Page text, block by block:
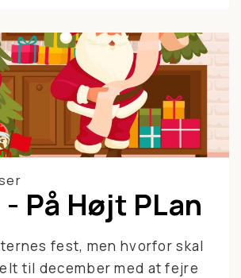
- På Højt PLan
fest, men hvorfor skal
til december med at fejre